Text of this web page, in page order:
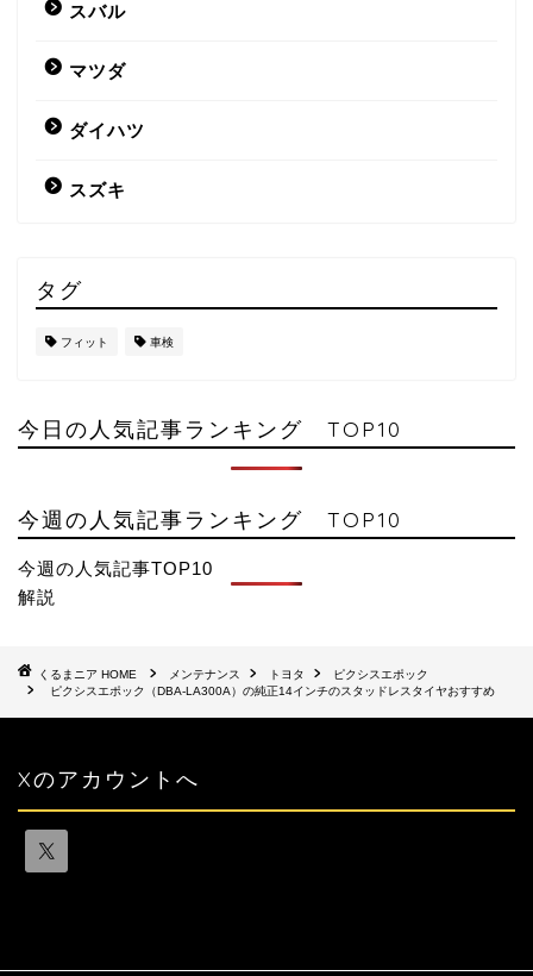
スバル
マツダ
ダイハツ
スズキ
タグ
フィット 車検
今日の人気記事ランキング TOP10
今週の人気記事ランキング TOP10
今週の人気記事TOP10
解説
HOME メンテナンス トヨタ
ピクシスエポック
ピクシスエポック（DBA-LA300A）の純正14インチのスタッドレスタイヤおすすめ
Xのアカウントへ